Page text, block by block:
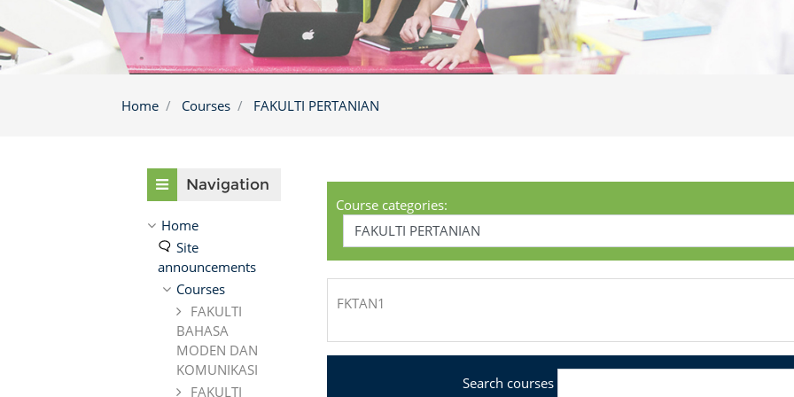
Home Courses FAKULTI PERTANIAN
Course categories:
FKTAN1
Search courses
Navigation
Home
Site
announcements
Courses
FAKULTI
BAHASA
MODEN DAN
KOMUNIKASI
FAKULTI